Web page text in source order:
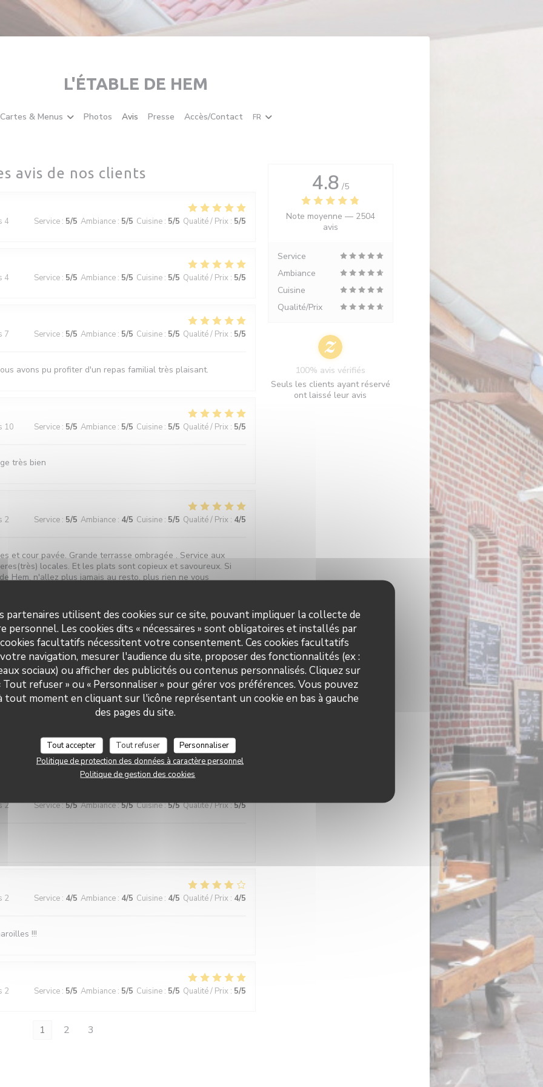
partenaires utilisent des cookies sur ce site, pouvant impliquer la collecte de
personnel. Les cookies dits « nécessaires » sont obligatoires et installés par
facultatifs nécessitent votre consentement. Ces cookies facultatifs
navigation, mesurer l'audience du site, proposer des fonctionnalités (ex :
sociaux) ou afficher des publicités ou contenus personnalisés. Cliquez sur
Tout refuser » ou « Personnaliser » pour gérer vos préférences. Vous pouvez
tout moment en cliquant sur l'icône représentant un cookie en bas à gauche
des pages du site.
Tout accepter Tout refuser
Personnaliser
Politique de protection des données à caractère personnel
Politique de gestion des cookies
L'ÉTABLE DE HEM
Cartes & Menus Photos Avis Presse Accès/Contact FR
avis de nos clients
4 Service: 5/5 Ambiance: 5/5 Cuisine: 5/5 Qualité / Prix : 5/5
4 Service: 5/5 Ambiance: 5/5 Cuisine: 5/5 Qualité / Prix : 5/5
7 Service: 5/5 Ambiance: 5/5 Cuisine: 5/5 Qualité / Prix : 5/5
avons pu profiter d'un repas familial très plaisant.
10 Service: 5/5 Ambiance: 5/5 Cuisine: 5/5 Qualité / Prix: 5/5
très bien
2 Service: 5/5 Ambiance: 4/5 Cuisine: 5/5 Qualité / Prix: 4/5
et cour pavée. Grande terrasse ombragée . Service aux
locales. Et les plats sont copieux et savoureux. Si
Hem, n'allez plus jamais au resto, plus rien ne vous
2 Service:5/5 Ambiance:5/5 Cuisine:5 /5 Qualité / Prix:5/5
irréprochable et bienveillant Croquettes de crevettes
café gourmand un régal Bref Vivement la prochaine!
Service: 5/5 Ambiance : 5/5 Cuisine /5 Qualité / Prix 5
2 Service:5/5 Ambiance:5/5 Cuisine:5/5 Qualité / Prix:5/5
2 Service: 4/5 Ambiance: 4/5 Cuisine: 4/5 Qualité / Prix : 4/5
!!!
2 Service: 5/5 Ambiance: 5/5 Cuisine: 5/5 Qualité / Prix : 5/5
1 2 3
4.8 /5
Note moyenne — 2504
avis
Service
Ambiance
Cuisine
Qualité/Prix
100% avis vérifiés
Seuls les clients ayant réservé
ont laissé leur avis
L'étable de Hem